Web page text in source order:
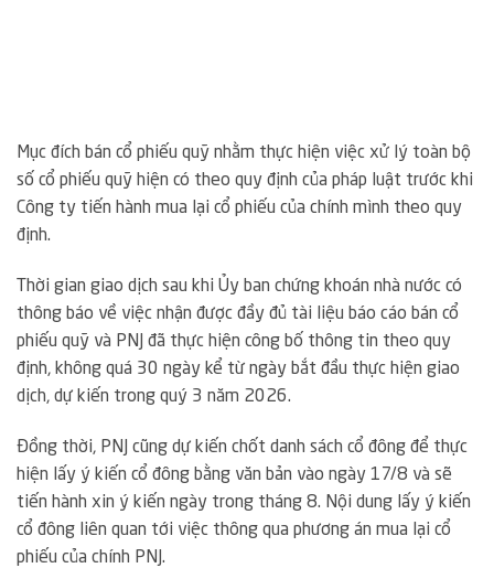
Mục đích bán cổ phiếu quỹ nhằm thực hiện việc xử lý toàn bộ
số cổ phiếu quỹ hiện có theo quy định của pháp luật trước khi
Công ty tiến hành mua lại cổ phiếu của chính mình theo quy
định.
Thời gian giao dịch sau khi Ủy ban chứng khoán nhà nước có
thông báo về việc nhận được đầy đủ tài liệu báo cáo bán cổ
phiếu quỹ và PNJ đã thực hiện công bố thông tin theo quy
định, không quá 30 ngày kể từ ngày bắt đầu thực hiện giao
dịch, dự kiến trong quý 3 năm 2026.
Đồng thời, PNJ cũng dự kiến chốt danh sách cổ đông để thực
hiện lấy ý kiến cổ đông bằng văn bản vào ngày 17/8 và sẽ
tiến hành xin ý kiến ngày trong tháng 8. Nội dung lấy ý kiến
cổ đông liên quan tới việc thông qua phương án mua lại cổ
phiếu của chính PNJ.